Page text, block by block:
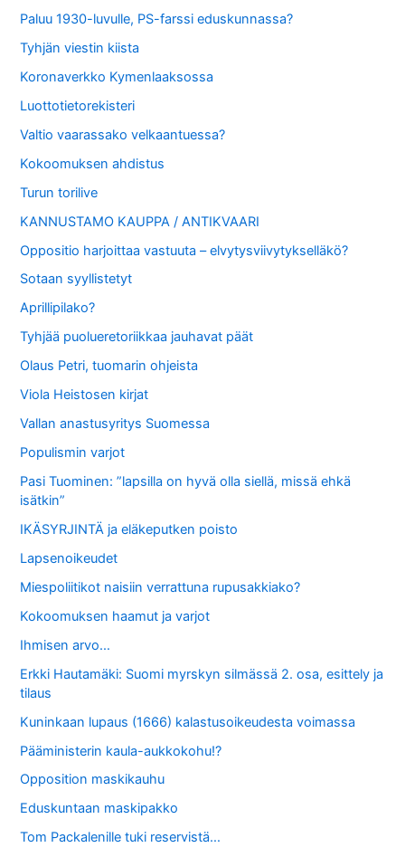
Paluu 1930-luvulle, PS-farssi eduskunnassa?
Tyhjän viestin kiista
Koronaverkko Kymenlaaksossa
Luottotietorekisteri
Valtio vaarassako velkaantuessa?
Kokoomuksen ahdistus
Turun torilive
KANNUSTAMO KAUPPA / ANTIKVAARI
Oppositio harjoittaa vastuuta – elvytysviivytykselläkö?
Sotaan syyllistetyt
Aprillipilako?
Tyhjää puolueretoriikkaa jauhavat päät
Olaus Petri, tuomarin ohjeista
Viola Heistosen kirjat
Vallan anastusyritys Suomessa
Populismin varjot
Pasi Tuominen: ”lapsilla on hyvä olla siellä, missä ehkä
isätkin”
IKÄSYRJINTÄ ja eläkeputken poisto
Lapsenoikeudet
Miespoliitikot naisiin verrattuna rupusakkiako?
Kokoomuksen haamut ja varjot
Ihmisen arvo…
Erkki Hautamäki: Suomi myrskyn silmässä 2. osa, esittely ja
tilaus
Kuninkaan lupaus (1666) kalastusoikeudesta voimassa
Pääministerin kaula-aukkokohu!?
Opposition maskikauhu
Eduskuntaan maskipakko
Tom Packalenille tuki reservistä…